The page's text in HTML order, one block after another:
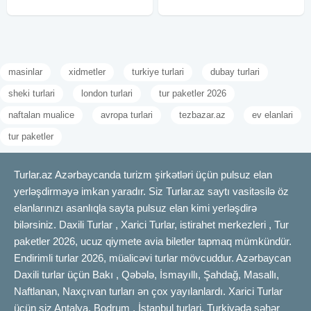
masinlar xidmetler turkiye turlari dubay turlari
sheki turlari london turlari tur paketler 2026
naftalan mualice avropa turlari tezbazar.az ev elanlari
tur paketler
Turlar.az Azərbaycanda turizm şirkətləri üçün pulsuz elan
yerləşdirməyə imkan yaradır. Siz Turlar.az saytı vasitəsilə öz
elanlarınızı asanlıqla sayta pulsuz elan kimi yerləşdirə
bilərsiniz. Daxili Turlar , Xarici Turlar, istirahet merkezleri , Tur
paketler 2026, ucuz qiymete avia biletler tapmaq mümkündür.
Endirimli turlar 2026, müalicəvi turlar mövcuddur. Azərbaycan
Daxili turlar üçün Bakı , Qəbələ, İsmayıllı, Şahdağ, Masallı,
Naftlanan, Naxçıvan turları ən çox yayılanlardı. Xarici Turlar
üçün siz Antalya, Bodrum , İstanbul turlari, Turkiyədə şəhər